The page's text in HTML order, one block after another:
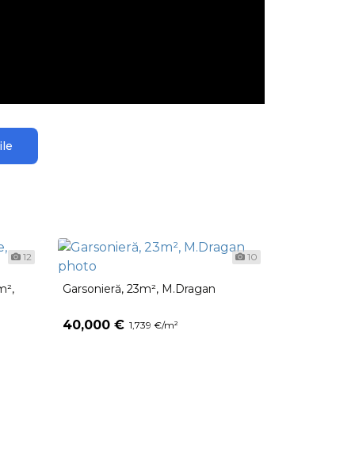
12 10
Garsonieră, 23m², M.Dragan
40,000 € 1,739 €/m²